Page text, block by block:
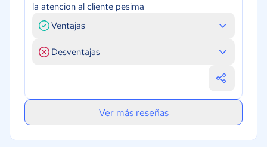
la atencion al cliente pesima
Ventajas
Desventajas
Ver más reseñas